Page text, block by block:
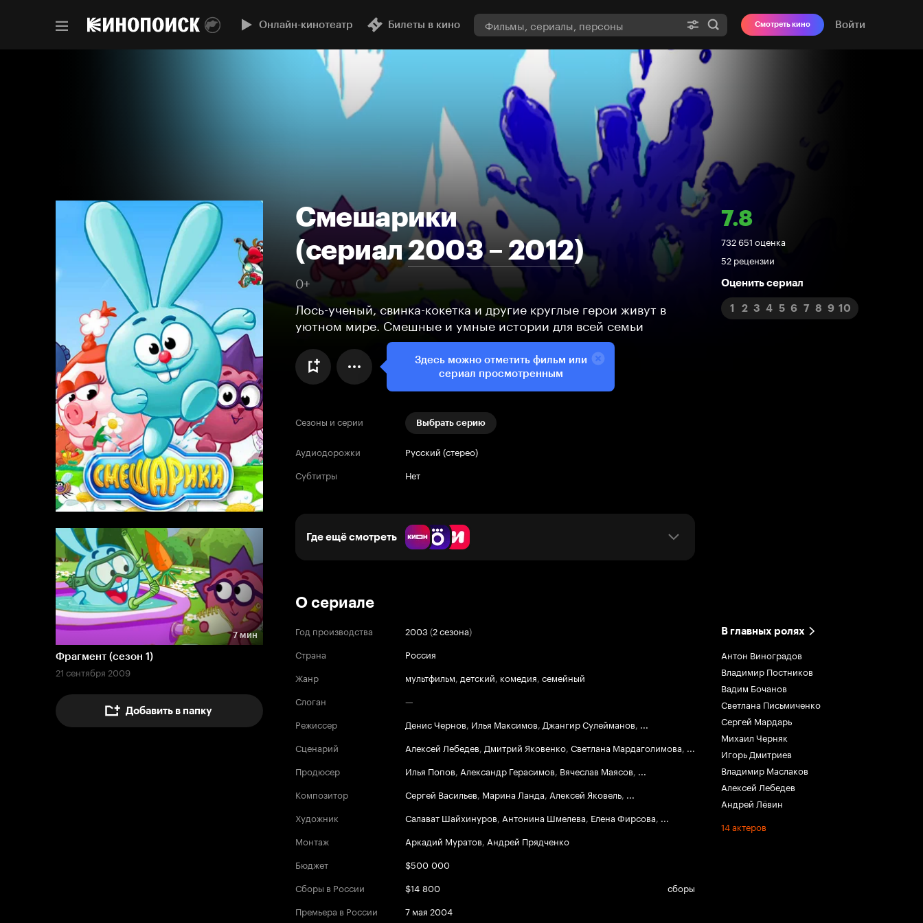
Онлайн-кинотеатр Билеты в кино Смотреть кино Войти
Длительность 7 мин
7 мин
Фрагмент (сезон 1)
21 сентября 2009
Добавить в папку
Смешарики
(сериал2003 – 2012)
0+
Лось-ученый, свинка-кокетка и другие круглые герои живут в
уютном мире. Смешные и умные истории для всей семьи
Сезоны и серии Выбрать серию
Аудиодорожки
Русский (стерео)
Субтитры
Нет
Где ещё смотреть
7.8
Рейтинг
Кинопоиска
7.8
732 651 оценка
52 рецензии
Оценить сериал
1 2 3 4 5 6 7 8 9 10
О сериале
Год производства 2003(2 сезона)
Страна
Россия
Жанр
мультфильм, детский, комедия, семейный
Слоган
—
Режиссер
Денис Чернов, Илья Максимов, Джангир Сулейманов, ...
Сценарий
Алексей Лебедев, Дмитрий Яковенко, Светлана Мардаголимова, ...
Продюсер
Илья Попов, Александр Герасимов, Вячеслав Маясов, ...
Композитор
Сергей Васильев, Марина Ланда, Алексей Яковель, ...
Художник
Салават Шайхинуров, Антонина Шмелева, Елена Фирсова, ...
Монтаж
Аркадий Муратов, Андрей Прядченко
Бюджет
$500 000
Сборы в России
$14 800
сборы
Премьера в России
7 мая 2004
В главных ролях
Антон Виноградов
Владимир Постников
Вадим Бочанов
Светлана Письмиченко
Сергей Мардарь
Михаил Черняк
Игорь Дмитриев
Владимир Маслаков
Алексей Лебедев
Андрей Лёвин
14 актеров
Здесь можно отметить фильм или
сериал просмотренным